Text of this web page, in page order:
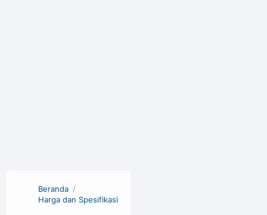
Beranda
Harga dan Spesifikasi